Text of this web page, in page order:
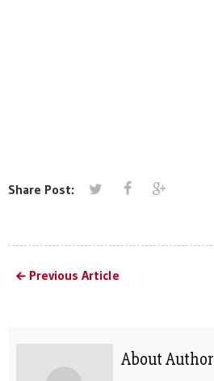
Share Post:
Previous Article
About Author